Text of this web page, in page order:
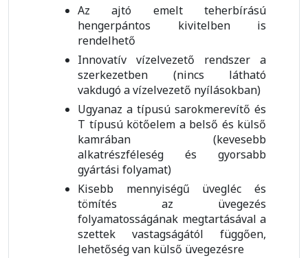
Az ajtó emelt teherbírású
hengerpántos kivitelben is
rendelhető
Innovatív vízelvezető rendszer a
szerkezetben (nincs látható
vakdugó a vízelvezető nyílásokban)
Ugyanaz a típusú sarokmerevítő és
T típusú kötőelem a belső és külső
kamrában (kevesebb
alkatrészféleség és gyorsabb
gyártási folyamat)
Kisebb mennyiségű üvegléc és
tömítés az üvegezés
folyamatosságának megtartásával a
szettek vastagságától függően,
lehetőség van külső üvegezésre